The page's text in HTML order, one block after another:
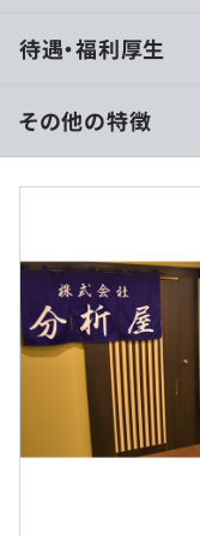
データ分析に携わ
に付きます。
そして、業務を通し
蓄積されたデータ
動が取れるかを意
ITスキル、数学や統
サイエンティスト
が、これらの思考的
とで市場価値が高ま
【案件事例】
待遇・福利厚生
※スキルにより記載
ます。
■稼働手当：約14万
プロジェクトにより
■残業代：実働分支
りみなし残業あり）
その他の特徴